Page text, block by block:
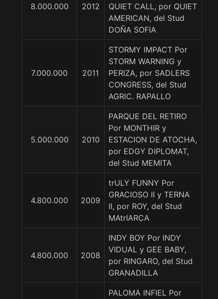
8.000.000 2012
QUIET CALL, por QUIET
AMERICAN, del Stud
DOÑA SOFIA
7.000.000 2011
STORMY IMPACT Por
STORM WARNING y
PERIZA, por SADLERS
CONGRESS, del Stud
AGRIC. RAPALLO
5.000.000 2010
PARQUE DEL RETIRO
Por MONTHIR y
ESTACION DE ATOCHA,
por EDGY DIPLOMAT,
del Stud MEMITA
4.800.000 2009
trULY FUNNY Por
GRACIOSO II y TERNA
II, por ROY, del Stud
MAtrIARCA
4.800.000 2008
INDY BOY Por INDY
VIDUAL y GEE BABY,
por RINGARO, del Stud
GRANADILLA
PALOMA INFIEL Por